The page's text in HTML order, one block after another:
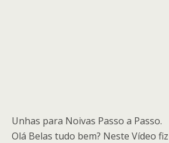
Unhas para Noivas Passo a Passo.
Olá Belas tudo bem? Neste Vídeo